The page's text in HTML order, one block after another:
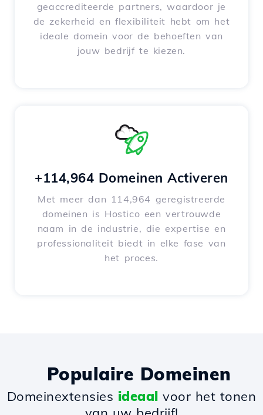
geaccrediteerde partners, waardoor je
de zekerheid en flexibiliteit hebt om het
ideale domein voor de behoeften van
jouw bedrijf te kiezen.
+114,964 Domeinen Activeren
Met meer dan 114,964 geregistreerde
domeinen is Hostico een vertrouwde
naam in de industrie, die expertise en
professionaliteit biedt in elke fase van
het proces.
Populaire Domeinen
Domeinextensies ideaal voor het tonen